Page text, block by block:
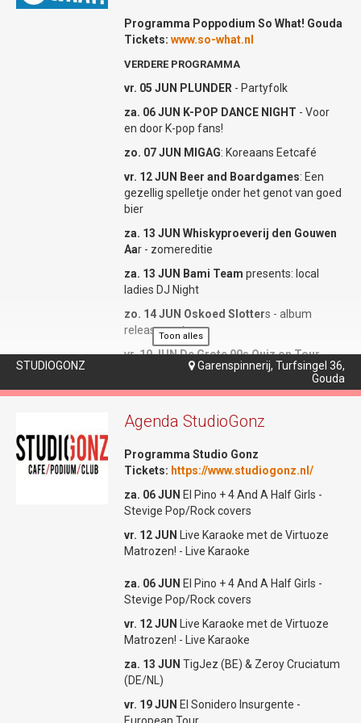
zich niet in één hokje plaatsen. Alexander
Broussard en zijn band brengen deze
energieke en virtuoze performance.
Verwacht een avond vol bekende hits zoals
‘Is She Really Going Out With Him?’,
‘Steppin’ Out’ en ‘You Can’t Get What You
Jackson’s rijke catalogus van toen en nu.
Broussard’s vocale en pianistische
vaardigheden, gecombineerd met de
creativiteit van zijn band, zorgen voor een
‘Another World’ is meer dan een tribute
ontdekkingsreis die je meeneemt naar
onverwachte plaatsen. Laat je verrassen
door de veelzijdigheid van Joe Jackson’s
muziek en de passie waarmee Alexander
Broussard deze tot leven brengt!
Tickets bestellen
Datum:Woensdag 27 mei
Aanvang: 20:30 uur
Entree:€25,- (+€1,50 servicekosten)
Bekijk onze socials:
Facebookpagina
The Beatles Revival
| The Beatles Tribute
Tickets bestellen
+€1,50 servicekosten
Programma Poppodium So What! Gouda
Tickets:www.so-what.nl
VERDERE PROGRAMMA
vr. 05 JUN PLUNDER - Partyfolk
za. 06 JUN K-POP DANCE NIGHT - Voor
en door K-pop fans!
zo. 07 JUN MIGAG: Koreaans Eetcafé
vr. 12 JUN Beer and Boardgames: Een
gezellig spelletje onder het genot van goed
bier
za. 13 JUN Whiskyproeverij den Gouwen
Aar - zomereditie
za. 13 JUN Bami Team presents: local
ladies DJ Night
zo. 14 JUN Oskoed Slotters - album
release party
vr. 19 JUN De Grote 90s Quiz on Tour-
za. 20 JUN Vinyl Freaks- Hakkuh!!
za. 27 JUN Gouda Jazz Festival
WEEKEND!!
Drie avonden per week geopend
geopend. Op vrijdag zijn er optredens van
bands, cabaretiers, theatergezelschappen
programma. Zaterdag is de clubavond, je
kan in de achterbar gezellig aan de bar of
een tafeltje bijpraten of dansen in de
voorzaal op de muziek van onze huis-DJ's.
afgesloten met een driegangenmaaltijd die
door medewerkers of bezoekers wordt
bereid. So What! draait volledig op
vrijwilligers.
Toon alles
STUDIOGONZ  Garenspinnerij, Turfsingel 36,
Gouda
Agenda StudioGonz
Programma Studio Gonz
Tickets: https://www.studiogonz.nl/
za. 06 JUN El Pino + 4 And A Half Girls -
Stevige Pop/Rock covers
vr. 12 JUN
Live Karaoke met de Virtuoze
Matrozen! - Live Karaoke
za. 06 JUN El Pino + 4 And A Half Girls -
Stevige Pop/Rock covers
vr. 12 JUN
Live Karaoke met de Virtuoze
Matrozen! - Live Karaoke
za. 13 JUN TigJez (BE) & Zeroy Cruciatum
(DE/NL)
vr. 19 JUN El Sonidero Insurgente -